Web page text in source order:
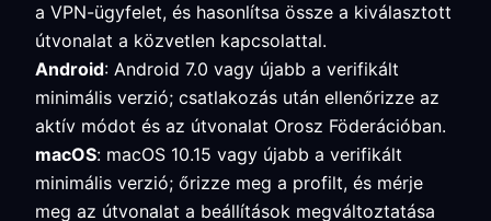
a VPN-ügyfelet, és hasonlítsa össze a kiválasztott
útvonalat a közvetlen kapcsolattal.
Android: Android 7.0 vagy újabb a verifikált
minimális verzió; csatlakozás után ellenőrizze az
aktív módot és az útvonalat Orosz Föderációban.
macOS: macOS 10.15 vagy újabb a verifikált
minimális verzió; őrizze meg a profilt, és mérje
meg az útvonalat a beállítások megváltoztatása